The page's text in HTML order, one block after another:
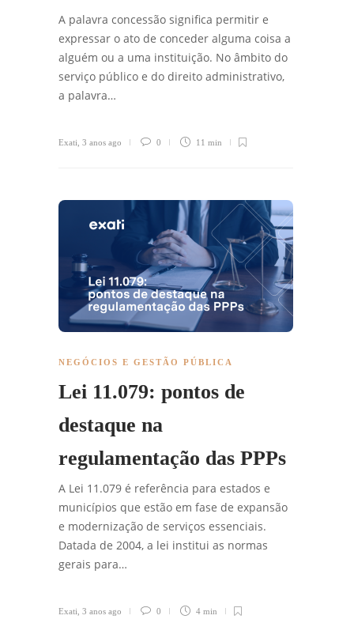
A palavra concessão significa permitir e
expressar o ato de conceder alguma coisa a
alguém ou a uma instituição. No âmbito do
serviço público e do direito administrativo,
a palavra…
Exati 3 anos ago 0 11 min
NEGÓCIOS E GESTÃO PÚBLICA
Lei 11.079: pontos de
destaque na
regulamentação das PPPs
A Lei 11.079 é referência para estados e
municípios que estão em fase de expansão
e modernização de serviços essenciais.
Datada de 2004, a lei institui as normas
gerais para…
Exati 3 anos ago 0 4 min